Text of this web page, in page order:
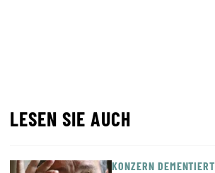
LESEN SIE AUCH
KONZERN DEMENTIERT